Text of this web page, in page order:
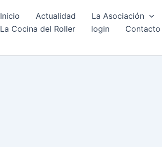
Inicio Actualidad La Asociación
La Cocina del Roller
login Contacto